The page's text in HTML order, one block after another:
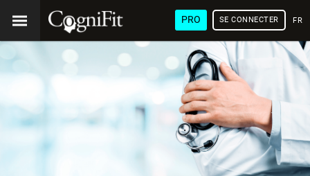
PRO SE CONNECTER